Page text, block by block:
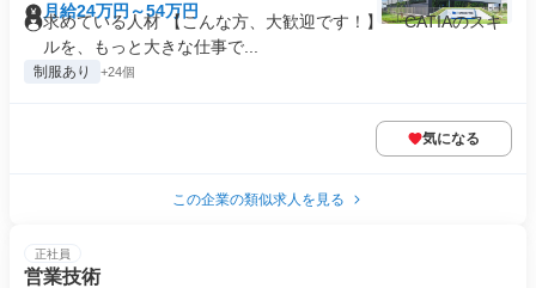
月給24万円～54万円
求めている人材 【こんな方、大歓迎です！】 「CATIAのスキ
ルを、もっと大きな仕事で...
制服あり +24個
気になる
この企業の類似求人を見る
正社員
営業技術